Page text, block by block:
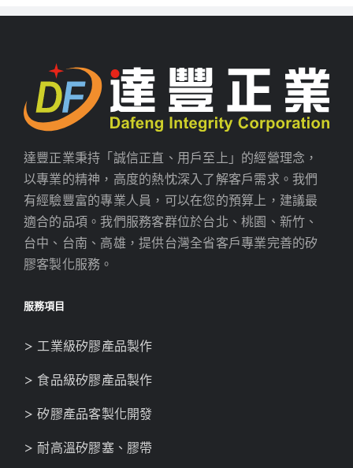
達豐正業秉持「誠信正直、用戶至上」的經營理念，
以專業的精神，高度的熱忱深入了解客戶需求。我們
有經驗豐富的專業人員，可以在您的預算上，建議最
適合的品項。我們服務客群位於台北、桃園、新竹、
台中、台南、高雄，提供台灣全省客戶專業完善的矽
膠客製化服務。
服務項目
> 工業級矽膠產品製作
> 食品級矽膠產品製作
> 矽膠產品客製化開發
> 耐高溫矽膠塞、膠帶